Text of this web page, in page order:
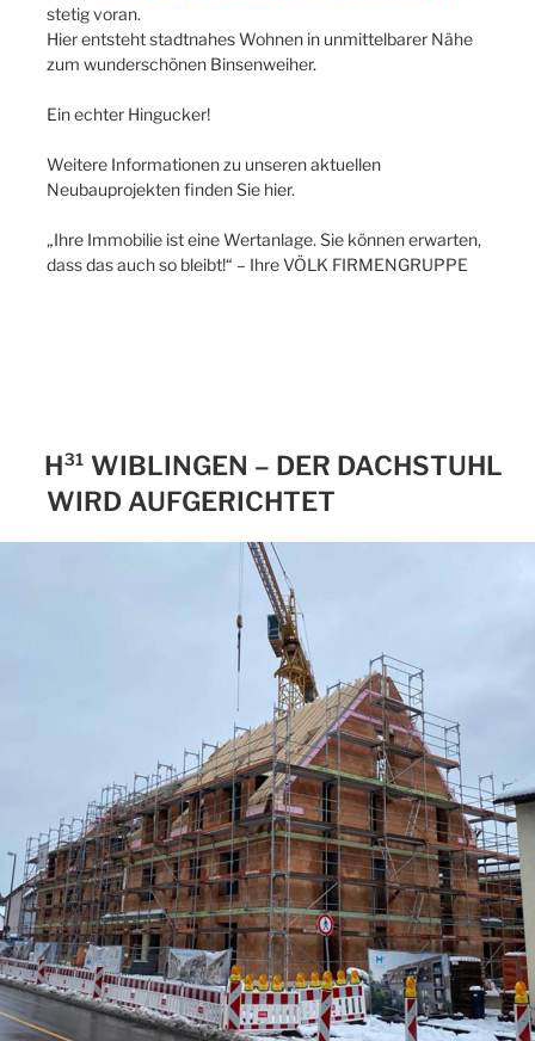
stetig voran.
Hier entsteht stadtnahes Wohnen in unmittelbarer Nähe
zum wunderschönen Binsenweiher.
Ein echter Hingucker!
Weitere Informationen zu unseren aktuellen
Neubauprojekten finden Sie hier.
„Ihre Immobilie ist eine Wertanlage. Sie können erwarten,
dass das auch so bleibt!“ – Ihre VÖLK FIRMENGRUPPE
H³¹ WIBLINGEN – DER DACHSTUHL
WIRD AUFGERICHTET